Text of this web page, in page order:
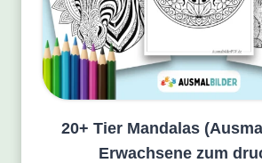
20+ Tier Mandalas
Erwachsene zum